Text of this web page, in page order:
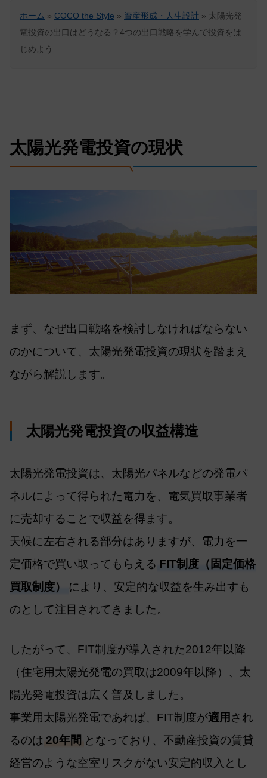
ホーム » COCO the Style » 資産形成・人生設計 » 太陽光発
電投資の出口はどうなる？4つの出口戦略を学んで投資をは
じめよう
太陽光発電投資の現状
まず、なぜ出口戦略を検討しなければならない
のかについて、太陽光発電投資の現状を踏まえ
ながら解説します。
太陽光発電投資の収益構造
太陽光発電投資は、太陽光パネルなどの発電パ
ネルによって得られた電力を、電気買取事業者
に売却することで収益を得ます。
天候に左右される部分はありますが、電力を一
定価格で買い取ってもらえる FIT制度（固定価格
買取制度）
により、安定的な収益を生み出すも
のとして注目されてきました。
したがって、FIT制度が導入された2012年以降
（住宅用太陽光発電の買取は2009年以降）、太
陽光発電投資は広く普及しました。
事業用太陽光発電であれば、FIT制度が適用 され
るのは 20年間 となっており、不動産投資の賃貸
経営のような空室リスクがない安定的収入とし